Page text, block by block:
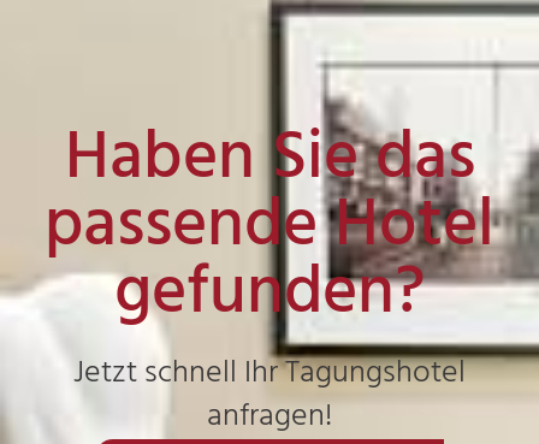
Haben Sie das
passende Hotel
gefunden?
Jetzt schnell Ihr Tagungshotel
anfragen!